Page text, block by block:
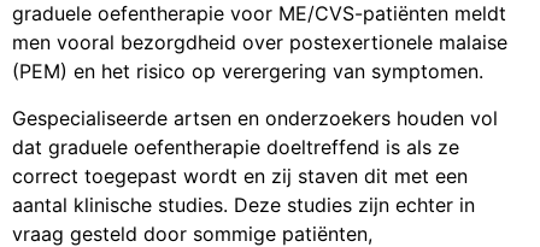
graduele oefentherapie voor ME/CVS-patiënten meldt
men vooral bezorgdheid over postexertionele malaise
(PEM) en het risico op verergering van symptomen.
Gespecialiseerde artsen en onderzoekers houden vol
dat graduele oefentherapie doeltreffend is als ze
correct toegepast wordt en zij staven dit met een
aantal klinische studies. Deze studies zijn echter in
vraag gesteld door sommige patiënten,